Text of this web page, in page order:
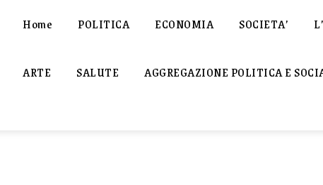
Home POLITICA ECONOMIA SOCIETA’
ARTE SALUTE AGGREGAZIONE POLITICA E